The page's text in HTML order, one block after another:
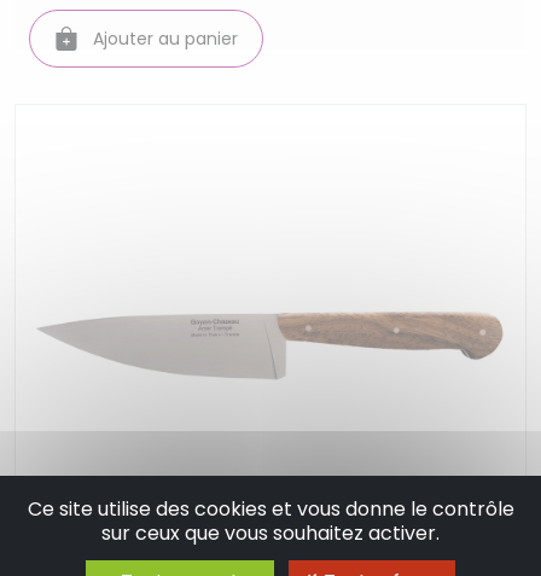
Ajouter au panier
Ce site utilise des cookies et vous donne le contrôle
sur ceux que vous souhaitez activer.